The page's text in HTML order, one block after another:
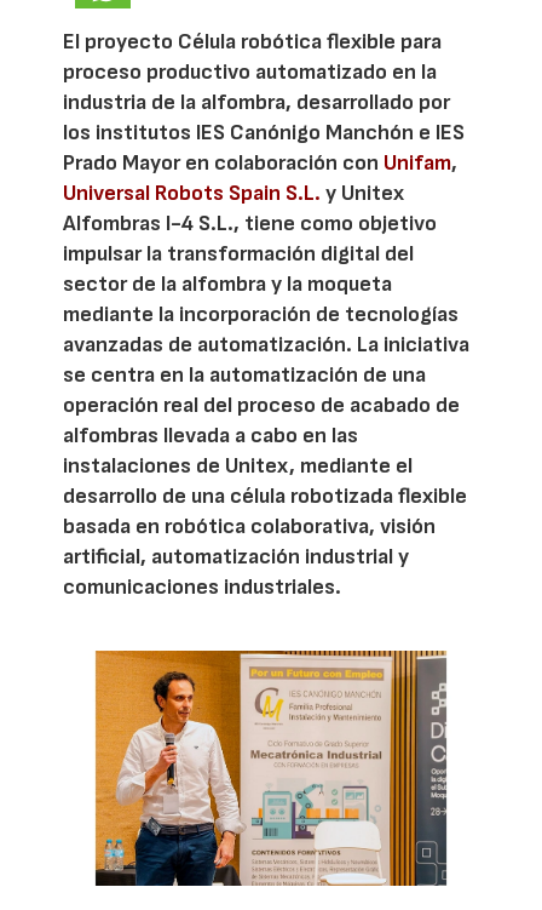
El proyecto Célula robótica flexible para
proceso productivo automatizado en la
industria de la alfombra, desarrollado por
los institutos IES Canónigo Manchón e IES
Prado Mayor en colaboración con Unifam,
Universal Robots Spain S.L. y Unitex
Alfombras I-4 S.L., tiene como objetivo
impulsar la transformación digital del
sector de la alfombra y la moqueta
mediante la incorporación de tecnologías
avanzadas de automatización. La iniciativa
se centra en la automatización de una
operación real del proceso de acabado de
alfombras llevada a cabo en las
instalaciones de Unitex, mediante el
desarrollo de una célula robotizada flexible
basada en robótica colaborativa, visión
artificial, automatización industrial y
comunicaciones industriales.